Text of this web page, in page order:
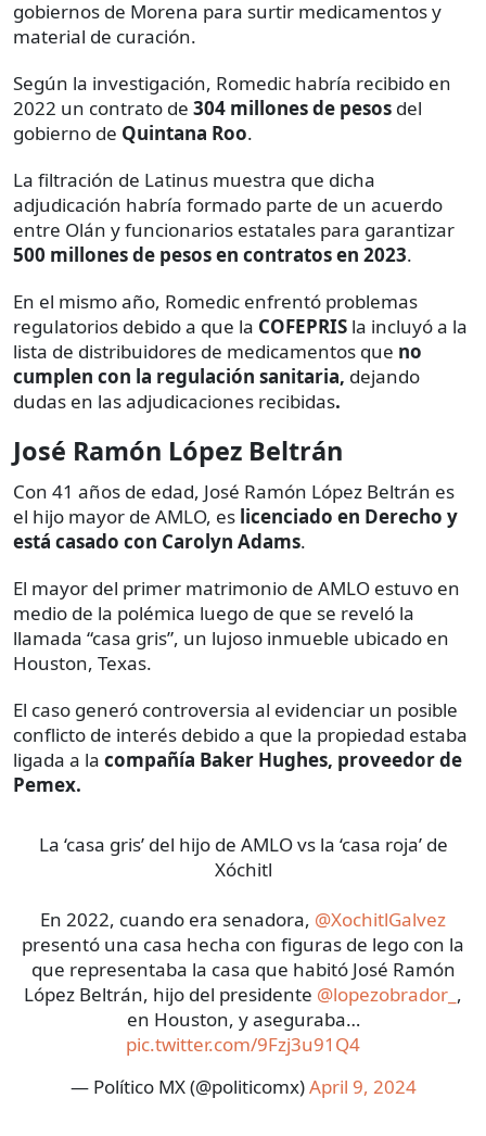
gobiernos de Morena para surtir medicamentos y
material de curación.
Según la investigación, Romedic habría recibido en
2022 un contrato de 304 millones de pesos del
gobierno de Quintana Roo.
La filtración de Latinus muestra que dicha
adjudicación habría formado parte de un acuerdo
entre Olán y funcionarios estatales para garantizar
500 millones de pesos en contratos en 2023.
En el mismo año, Romedic enfrentó problemas
regulatorios debido a que la COFEPRIS la incluyó a la
lista de distribuidores de medicamentos que no
cumplen con la regulación sanitaria, dejando
dudas en las adjudicaciones recibidas.
José Ramón López Beltrán
Con 41 años de edad, José Ramón López Beltrán es
el hijo mayor de AMLO, es licenciado en Derecho y
está casado con Carolyn Adams.
El mayor del primer matrimonio de AMLO estuvo en
medio de la polémica luego de que se reveló la
llamada “casa gris”, un lujoso inmueble ubicado en
Houston, Texas.
El caso generó controversia al evidenciar un posible
conflicto de interés debido a que la propiedad estaba
ligada a la compañía Baker Hughes, proveedor de
Pemex.
La ‘casa gris’ del hijo de AMLO vs la ‘casa roja’ de
Xóchitl
En 2022, cuando era senadora, @XochitlGalvez
presentó una casa hecha con figuras de lego con la
que representaba la casa que habitó José Ramón
López Beltrán, hijo del presidente @lopezobrador_ ,
en Houston, y aseguraba…
pic.twitter.com/9Fzj3u91Q4
— Político MX (@politicomx)April 9, 2024